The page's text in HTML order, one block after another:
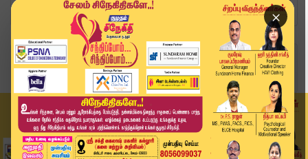
×
Home
இந்தியா
கல்வி அதிகாரியை பெல்ட்டால் தாக்கிய தலைமை ஆசிரி...